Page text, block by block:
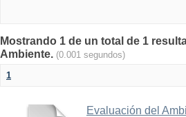
Mostrando 1 de un total de 1
Ambiente. (0.001 segundos)
1
Evaluación del